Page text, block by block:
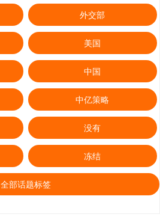
外交部
美国
中国
中亿策略
没有
冻结
全部话题标签